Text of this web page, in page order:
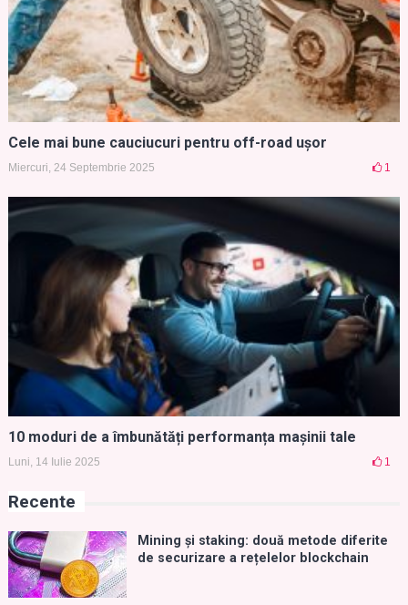
Cele mai bune cauciucuri pentru off-road ușor
Miercuri, 24 Septembrie 2025 1
10 moduri de a îmbunătăți performanța mașinii tale
Luni, 14 Iulie 2025 1
Recente
Mining și staking: două metode diferite
de securizare a rețelelor blockchain